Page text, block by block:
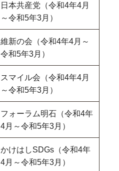
日本共産党（令和4年4月
～令和5年3月）
維新の会（令和4年4月～
令和5年3月）
スマイル会（令和4年4月
～令和5年3月）
フォーラム明石（令和4年
4月～令和5年3月）
かけはしSDGs（令和4年
4月～令和5年3月）